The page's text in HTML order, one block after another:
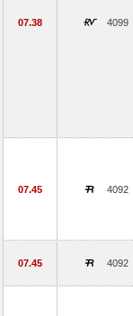
07.38 4099
07.45 4092
07.45 4092